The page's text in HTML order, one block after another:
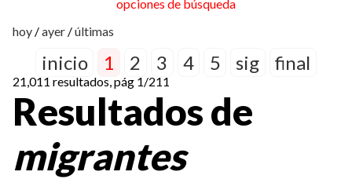
opciones de búsqueda
hoy /ayer /últimas
inicio 1 2 3 4 5 sig final
21,011 resultados, pág 1/211
Resultados de
migrantes